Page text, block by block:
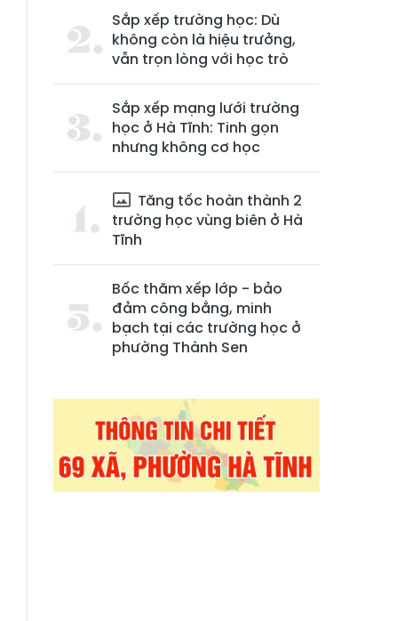
Sắp xếp trường học: Dù
không còn là hiệu trưởng,
vẫn trọn lòng với học trò
Sắp xếp mạng lưới trường
học ở Hà Tĩnh: Tinh gọn
nhưng không cơ học
Tăng tốc hoàn thành 2
trường học vùng biên ở Hà
Tĩnh
Bốc thăm xếp lớp - bảo
đảm công bằng, minh
bạch tại các trường học ở
phường Thành Sen